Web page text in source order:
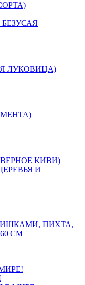
ЛУКОВИЦА)
КИВИ)
И
ПИХТА,
СМ